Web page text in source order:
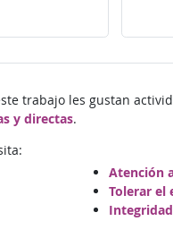
trabajo les gustan
y directas.
Atención
Tolerar el
Integridad